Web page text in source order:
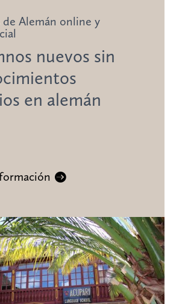
de Alemán online y
nuevos sin
en alemán